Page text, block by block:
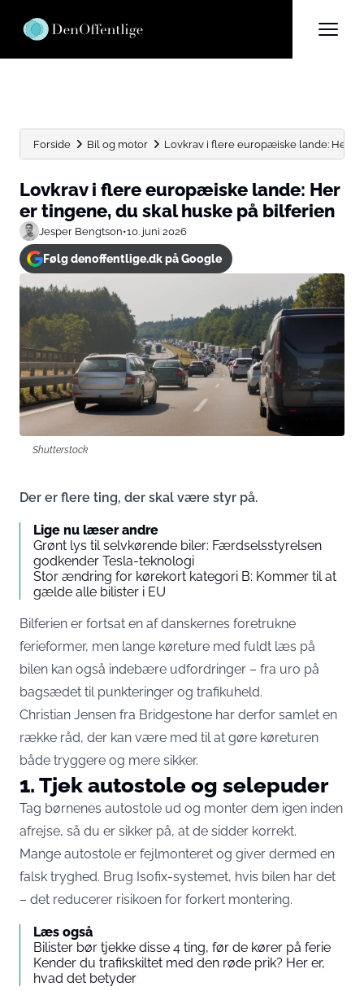
Forside Bil og motor Lovkrav i flere europæiske lande: Her er
Lovkrav i flere europæiske lande: Her
er tingene, du skal huske på bilferien
Jesper Bengtson•10. juni 2026
Følg denoffentlige.dk på Google
Shutterstock
Der er flere ting, der skal være styr på.
Lige nu læser andre
Grønt lys til selvkørende biler: Færdselsstyrelsen
godkender Tesla-teknologi
Stor ændring for kørekort kategori B: Kommer til at
gælde alle bilister i EU
Bilferien er fortsat en af danskernes foretrukne
ferieformer, men lange køreture med fuldt læs på
bilen kan også indebære udfordringer – fra uro på
bagsædet til punkteringer og trafikuheld.
Christian Jensen fra Bridgestone har derfor samlet en
række råd, der kan være med til at gøre køreturen
både tryggere og mere sikker.
1. Tjek autostole og selepuder
Tag børnenes autostole ud og monter dem igen inden
afrejse, så du er sikker på, at de sidder korrekt.
Mange autostole er fejlmonteret og giver dermed en
falsk tryghed. Brug Isofix-systemet, hvis bilen har det
– det reducerer risikoen for forkert montering.
Læs også
Bilister bør tjekke disse 4 ting, før de kører på ferie
Kender du trafikskiltet med den røde prik? Her er,
hvad det betyder